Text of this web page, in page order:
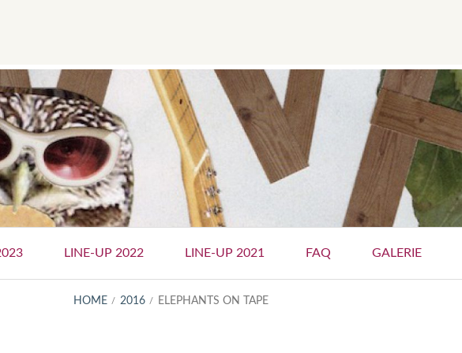
LINE-UP 2022 LINE-UP 2021 FAQ GALERIE
HOME 2016 ELEPHANTS ON TAPE